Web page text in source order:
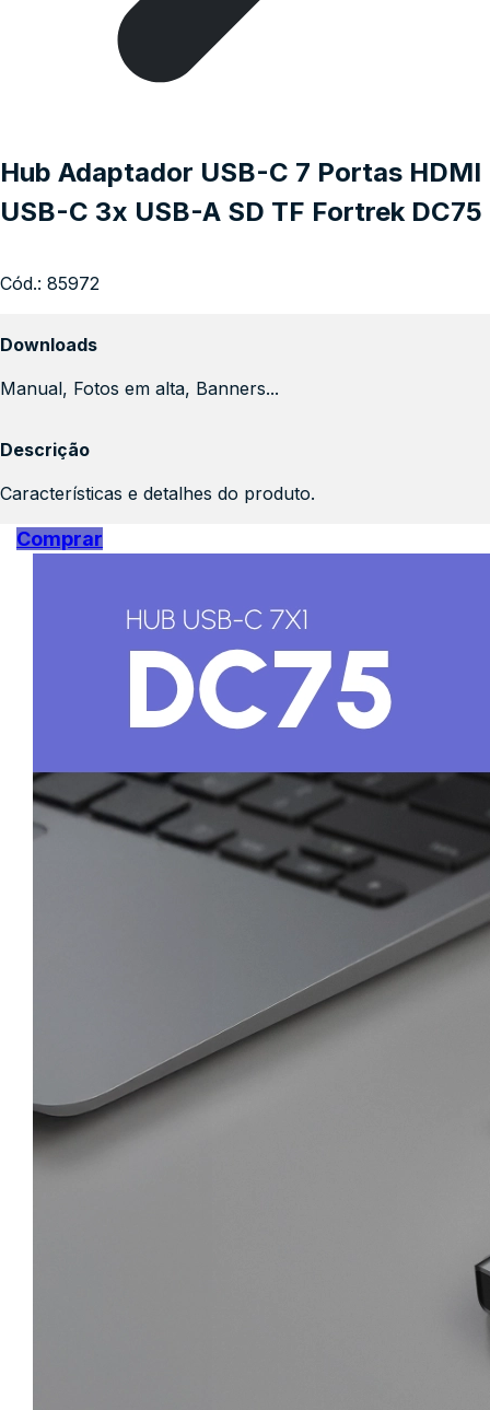
Hub Adaptador USB-C 7 Portas HDMI
USB-C 3x USB-A SD TF Fortrek DC75
Cód.: 85972
Downloads
Manual, Fotos em alta, Banners...
Descrição
Características e detalhes do produto.
Comprar